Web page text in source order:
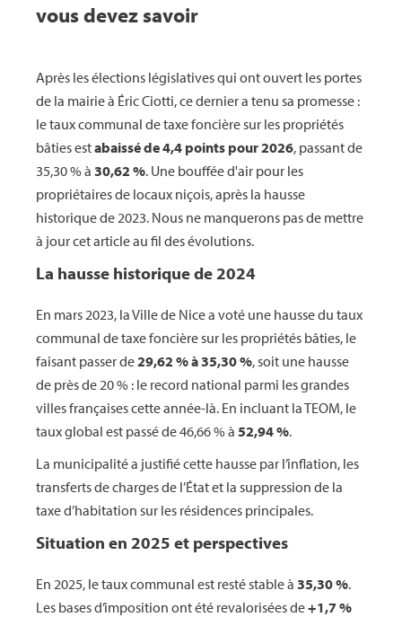
vous devez savoir
Après les élections législatives qui ont ouvert les portes
de la mairie à Éric Ciotti, ce dernier a tenu sa promesse :
le taux communal de taxe foncière sur les propriétés
bâties estabaissé de 4,4 points pour 2026, passant de
35,30 % à 30,62 %. Une bouffée d'air pour les
propriétaires de locaux niçois, après la hausse
historique de 2023. Nous ne manquerons pas de mettre
à jour cet article au fil des évolutions.
La hausse historique de 2024
En mars 2023, la Ville de Nice a voté une hausse du taux
communal de taxe foncière sur les propriétés bâties, le
faisant passer de29,62 % à 35,30 %, soit une hausse
de près de 20 % : le record national parmi les grandes
villes françaises cette année-là. En incluant la TEOM, le
taux global est passé de 46,66 % à 52,94 %.
La municipalité a justifié cette hausse par l’inflation, les
transferts de charges de l’État et la suppression de la
taxe d’habitation sur les résidences principales.
Situation en 2025 et perspectives
En 2025, le taux communal est resté stable à 35,30 %.
Les bases d’imposition ont été revalorisées de+1,7 %